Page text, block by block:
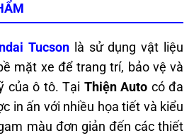
Tucson là sử dụng vật liệu
mặt xe để trang trí, bảo vệ và
của ô tô. Tại Thiện Auto có đa
in ấn với nhiều họa tiết và kiểu
màu đơn giản đến các thiết